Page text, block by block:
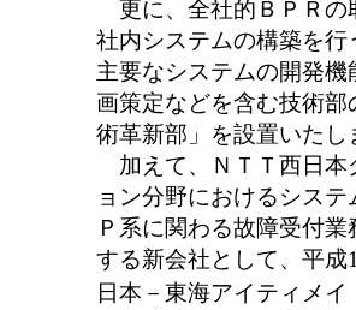
更に、全社的ＢＰＲの
社内システムの構築を
主要なシステムの開発
画策定などを含む技術
術革新部」を設置いたし
加えて、ＮＴＴ西日本
ョン分野におけるシス
Ｐ系に関わる故障受付
する新会社として、平
日本－東海アイティメイ